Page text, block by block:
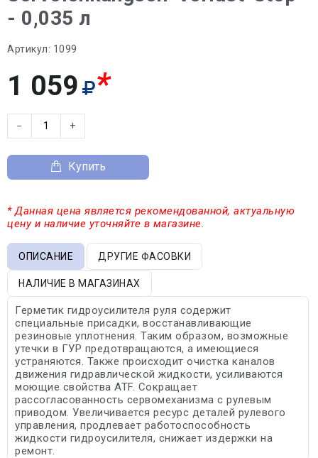
- 0,035 л
Артикул: 1099
1 059 *
− +
Купить
* Данная цена является рекомендованной, актуальную
цену и наличие уточняйте в магазине.
ОПИСАНИЕ ДРУГИЕ ФАСОВКИ
НАЛИЧИЕ В МАГАЗИНАХ
Герметик гидроусилителя руля содержит
специальные присадки, восстанавливающие
резиновые уплотнения. Таким образом, возможные
утечки в ГУР предотвращаются, а имеющиеся
устраняются. Также происходит очистка каналов
движения гидравлической жидкости, усиливаются
моющие свойства ATF. Сокращает
рассогласованность сервомеханизма с рулевым
приводом. Увеличивается ресурс деталей рулевого
управления, продлевает работоспособность
жидкости гидроусилителя, снижает издержки на
ремонт.